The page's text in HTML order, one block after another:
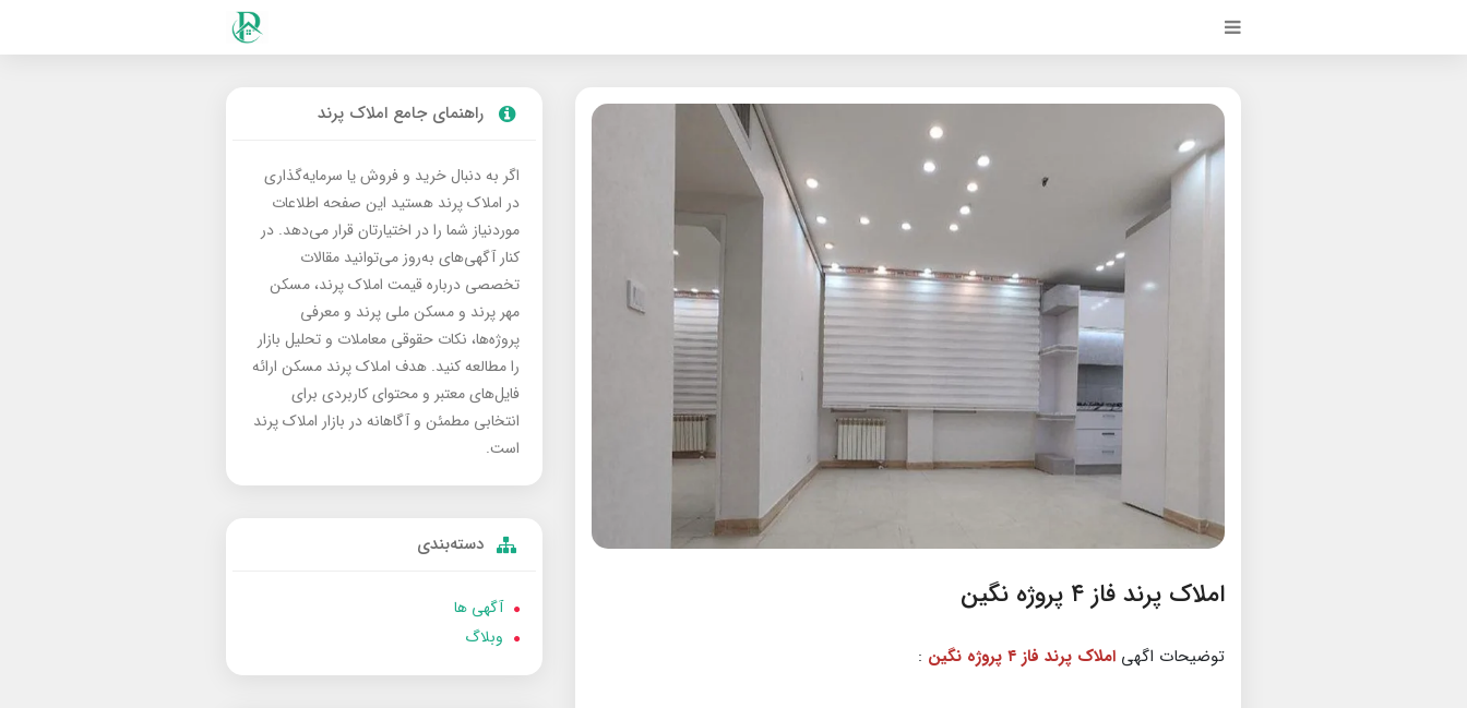
املاک پرند فاز ۴ پروژه نگین
توضیحات اگهی املاک پرند فاز ۴ پروژه نگین :
راهنمای جامع املاک پرند
اگر به دنبال خرید و فروش یا سرمایه‌گذاری
در املاک پرند هستید این صفحه اطلاعات
موردنیاز شما را در اختیارتان قرار می‌دهد. در
کنار آگهی‌های به‌روز می‌توانید مقالات
تخصصی درباره قیمت املاک پرند، مسکن
مهر پرند و مسکن ملی پرند و معرفی
پروژه‌ها، نکات حقوقی معاملات و تحلیل بازار
را مطالعه کنید. هدف املاک پرند مسکن ارائه
فایل‌های معتبر و محتوای کاربردی برای
انتخابی مطمئن و آگاهانه در بازار املاک پرند
است.
دسته‌بندی
آگهی ها
وبلاگ